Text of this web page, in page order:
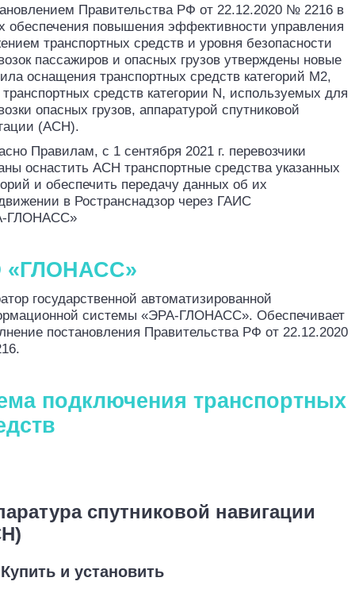
Правительства РФ от 22.12.2020 № 2216 в
обеспечения повышения эффективности управления
транспортных средств и уровня безопасности
пассажиров и опасных грузов утверждены новые
оснащения транспортных средств категорий М2,
средств категории N, используемых для
опасных грузов, аппаратурой спутниковой
(АСН).
Правилам, с 1 сентября 2021 г. перевозчики
оснастить АСН транспортные средства указанных
и обеспечить передачу данных об их
в Ространснадзорчерез ГАИС
‑ГЛОНАСС»
«ГЛОНАСС»
государственной автоматизированной
системы «ЭРА-ГЛОНАСС». Обеспечивает
постановления Правительства РФ от 22.12.2020
подключения транспортных
спутниковой навигации
Купить и установить